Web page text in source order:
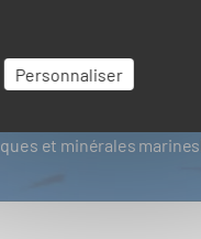
Personnaliser
et minérales marines